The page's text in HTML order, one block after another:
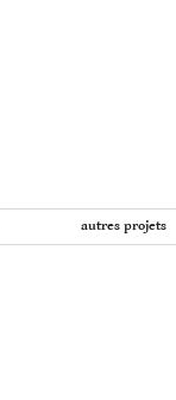
autres projets